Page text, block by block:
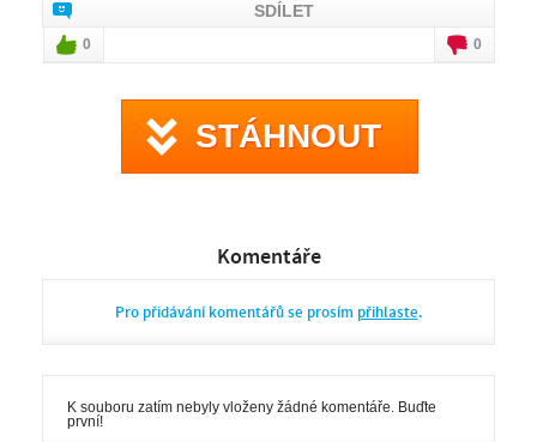
SDÍLET
0 0
STÁHNOUT
Komentáře
Pro přidávání komentářů se prosím přihlaste.
K souboru zatím nebyly vloženy žádné komentáře. Buďte
první!